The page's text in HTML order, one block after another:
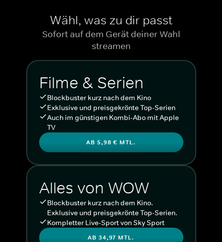
Wähl, was zu dir passt
Sofort auf dem Gerät deiner Wahl
streamen
Filme & Serien
Blockbuster kurz nach dem Kino
Exklusive und preisgekrönte Top-Serien
Auch im günstigen Kombi-Abo mit Apple
TV
AB 5,98 € MTL.
Alles von WOW
Blockbuster kurz nach dem Kino.
Exklusive und preisgekrönte Top-Serien.
Kompletter Live-Sport von Sky Sport
AB 34,97 MTL.